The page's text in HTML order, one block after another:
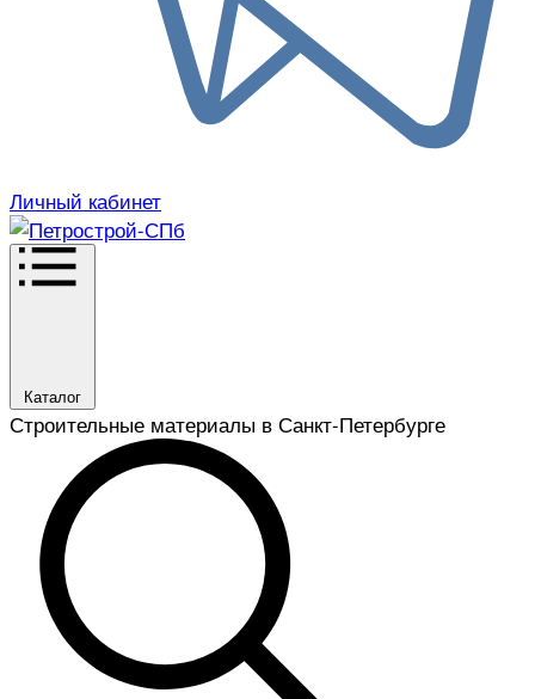
Личный кабинет
Каталог
Строительные материалы в Санкт-Петербурге